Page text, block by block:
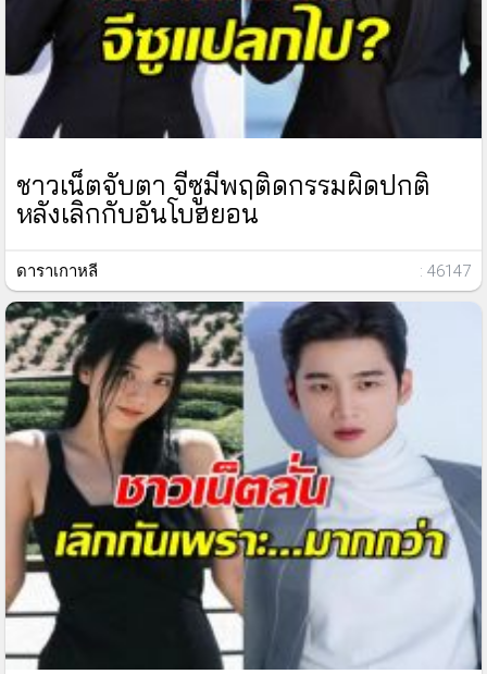
ชาวเน็ตจับตา จีซูมีพฤติดกรรมผิดปกติ
หลังเลิกกับอันโบฮยอน
ดาราเกาหลี : 46147